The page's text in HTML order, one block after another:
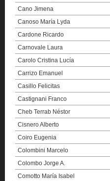
Cano Jimena
Canoso María Lyda
Cardone Ricardo
Carnovale Laura
Carolo Cristina Lucía
Carrizo Emanuel
Casillo Felicitas
Castignani Franco
Cheb Terrab Néstor
Cisnero Alberto
Coiro Eugenia
Colombini Marcelo
Colombo Jorge A.
Comotto María Isabel